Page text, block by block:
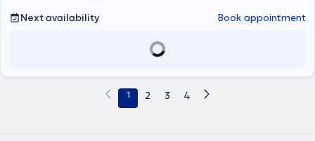
Next availability
Book appointment
1 2 3 4